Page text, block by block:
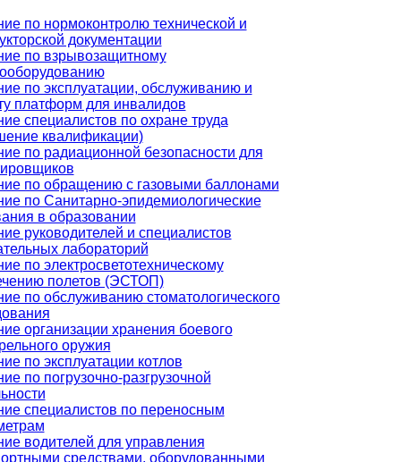
по нормоконтролю технической и
документации
по взрывозащитному
по эксплуатации, обслуживанию и
платформ для инвалидов
специалистов по охране труда
квалификации)
по радиационной безопасности для
по обращению с газовыми баллонами
по Санитарно-эпидемиологические
в образовании
руководителей и специалистов
лабораторий
по электросветотехническому
полетов (ЭСТОП)
по обслуживанию стоматологического
организации хранения боевого
оружия
по эксплуатации котлов
по погрузочно-разгрузочной
специалистов по переносным
водителей для управления
средствами, оборудованными